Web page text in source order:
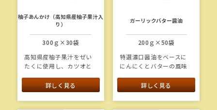
柚子あんかけ（高知県産柚子果汁入
り）
300ｇ×30袋
高知県産柚子果汁をぜい
たくに使用し、カツオと
り高いあんです。
詳しく見る
ガーリックバター醤油
200ｇ×50袋
特選濃口醤油をベースに
にんにくとバターの風味
す。
詳しく見る